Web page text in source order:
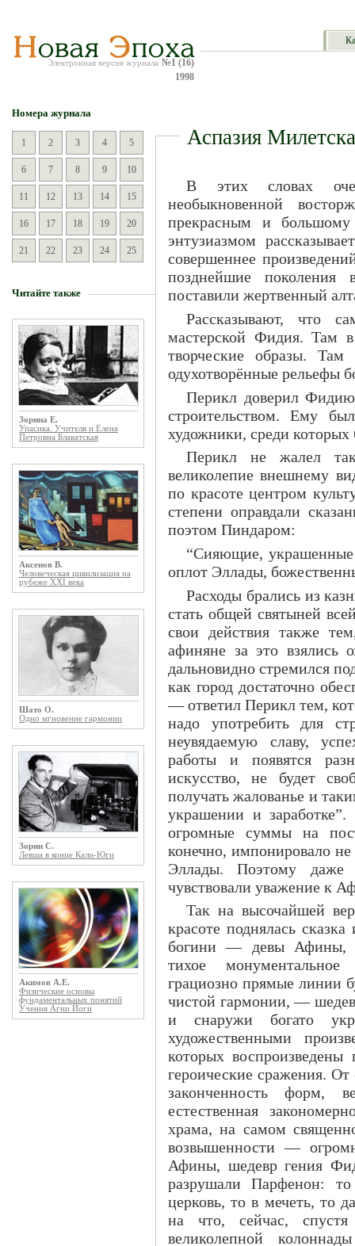
Электронная версия журнала №1 (16)
1998
Номера журнала
1 2 3 4 5
6 7 8 9 10
11 12 13 14 15
16 17 18 19 20
21 22 23 24 25
Читайте также
Зорина Е.
Упасика. Учителя и Елена
Петровна Блаватская
Аксенов В.
Человеческая цивилизация на
рубеже XXI века
Шато О.
Одно мгновение гармонии
Зорин С.
Левша в конце Кали-Юги
Акимов А.Е.
Физические основы
фундаментальных понятий
Учения Агни Йоги
Аспазия
В этих словах
необыкновенной
прекрасным и
энтузиазмом
совершеннее
позднейшие
поставили жертвенный
Рассказывают, что
мастерской Фидия. Там
творческие образы. Там
одухотворённые рельефы
Перикл доверил
строительством. Ему
художники, среди
Перикл не жалел
великолепие внешнему
по красоте центром
степени оправдали
поэтом Пиндаром:
“Сияющие,
оплот Эллады,
Расходы брались из
стать общей святыней
свои действия также
афиняне за это взялись
дальновидно стремился
как город достаточно
— ответил Перикл тем,
надо употребить для
неувядаемую славу,
работы и появятся
искусство, не будет
получать жалованье и
украшении и
огромные суммы на
конечно, импонировало
Эллады. Поэтому даже
чувствовали уважение к
Так на высочайшей
красоте поднялась
богини — девы Афины,
тихое монументальное
грациозно прямые линии
чистой гармонии, —
и снаружи богато
художественными
которых
героические сражения.
законченность форм,
естественная
храма, на самом
возвышенности —
Афины, шедевр гения
разрушали Парфенон:
церковь, то в мечеть, то
на что, сейчас,
великолепной